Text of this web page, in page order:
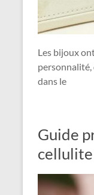
Les bijoux
personnalité,
dans le
Guide
cellulite